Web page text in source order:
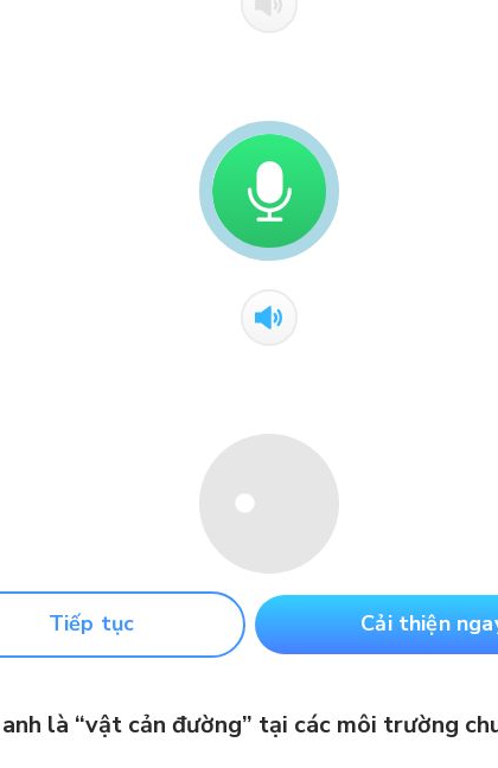
Tiếp tục Cải thiện
là “vật cản đường” tại các môi trường